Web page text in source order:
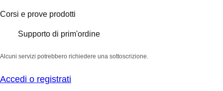
Corsi e prove prodotti
Supporto di prim'ordine
Alcuni servizi potrebbero richiedere una sottoscrizione.
Accedi o registrati